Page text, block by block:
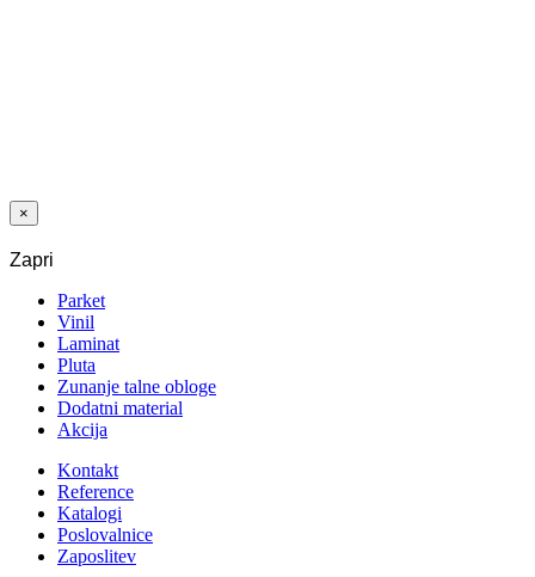
×
Zapri
Parket
Vinil
Laminat
Pluta
Zunanje talne obloge
Dodatni material
Akcija
Kontakt
Reference
Katalogi
Poslovalnice
Zaposlitev